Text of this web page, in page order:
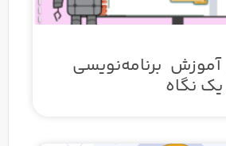
آموزش برنامه‌نویسی
نگاه